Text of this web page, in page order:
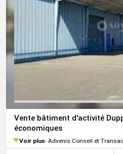
Vente bâtiment d'activité
économiques
Voir plus Advenis Conseil et